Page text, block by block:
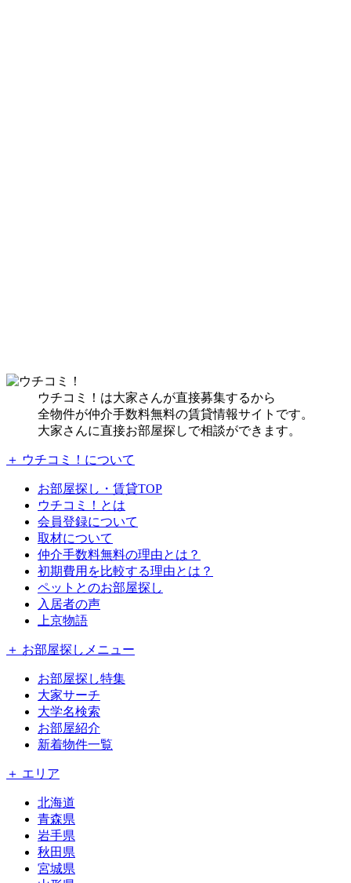
ウチコミ！は大家さんが直接募集するから
全物件が仲介手数料無料の賃貸情報サイトです。
大家さんに直接お部屋探しで相談ができます。
＋ ウチコミ！について
お部屋探し・賃貸TOP
ウチコミ！とは
会員登録について
取材について
仲介手数料無料の理由とは？
初期費用を比較する理由とは？
ペットとのお部屋探し
入居者の声
上京物語
＋ お部屋探しメニュー
お部屋探し特集
大家サーチ
大学名検索
お部屋紹介
新着物件一覧
＋ エリア
北海道
青森県
岩手県
秋田県
宮城県